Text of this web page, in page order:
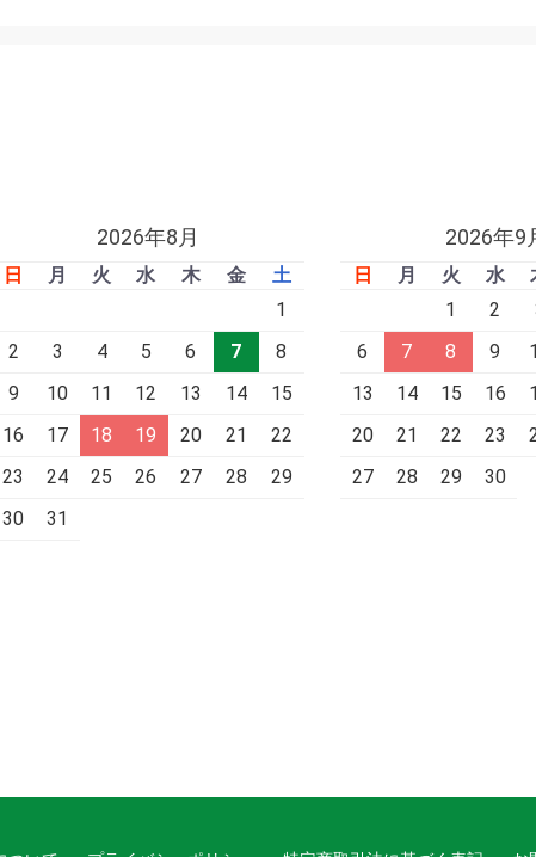
2026年8月
日 月 火 水 木 金
土
1
2
3 4 5 6 7
8
9
10 11 12 13 14
15
16
17 18 19 20 21
22
23
24 25 26 27 28
29
30
31
2026年9
日 月 火 水
1
2
6
7 8 9
13
14 15 16
20
21 22 23
27
28 29 30